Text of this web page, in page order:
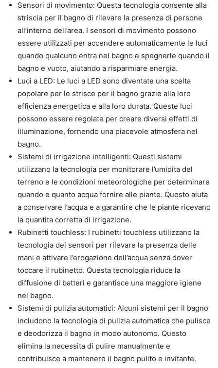
Sensori di movimento: Questa tecnologia consente alla
striscia per il bagno di rilevare la presenza di persone
all’interno dell’area. I sensori di movimento possono
essere utilizzati per accendere automaticamente le luci
quando qualcuno entra nel bagno e spegnerle quando il
bagno e vuoto, aiutando a risparmiare energia.
Luci a LED: Le luci a LED sono diventate una scelta
popolare per le strisce per il bagno grazie alla loro
efficienza energetica e alla loro durata. Queste luci
possono essere regolate per creare diversi effetti di
illuminazione, fornendo una piacevole atmosfera nel
bagno.
Sistemi di irrigazione intelligenti: Questi sistemi
utilizzano la tecnologia per monitorare l’umidita del
terreno e le condizioni meteorologiche per determinare
quando e quanto acqua fornire alle piante. Questo aiuta
a conservare l’acqua e a garantire che le piante ricevano
la quantita corretta di irrigazione.
Rubinetti touchless: I rubinetti touchless utilizzano la
tecnologia dei sensori per rilevare la presenza delle
mani e attivare l’erogazione dell’acqua senza dover
toccare il rubinetto. Questa tecnologia riduce la
diffusione di batteri e garantisce una maggiore igiene
nel bagno.
Sistemi di pulizia automatici: Alcuni sistemi per il bagno
includono la tecnologia di pulizia automatica che pulisce
e deodorizza il bagno in modo autonomo. Questo
elimina la necessita di pulire manualmente e
contribuisce a mantenere il bagno pulito e invitante.